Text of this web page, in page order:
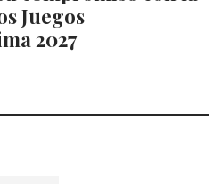
Juegos
2027